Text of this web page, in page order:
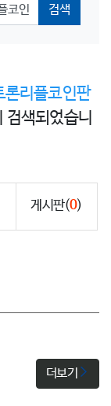
검색
리플코인판
검색되었습니
게시판(0)
더보기